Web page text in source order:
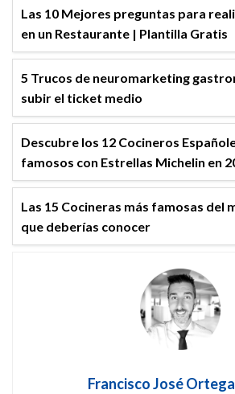
Las 10 Mejores preguntas para
en un Restaurante | Plantilla Gratis
5 Trucos de neuromarketing
subir el ticket medio
Descubre los 12 Cocineros
famosos con Estrellas Michelin en
Las 15 Cocineras más famosas del
que deberías conocer
Francisco José